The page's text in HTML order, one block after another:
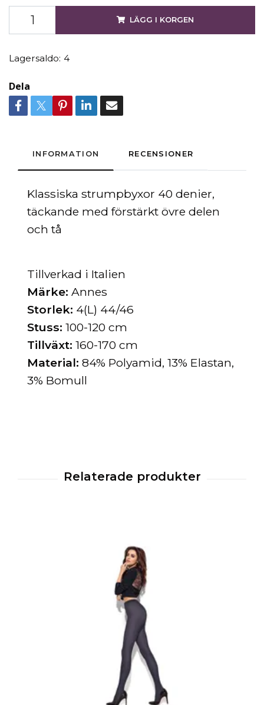
LÄGG I KORGEN
Lagersaldo: 4
Dela
INFORMATION RECENSIONER
Klassiska strumpbyxor 40 denier,
täckande med förstärkt övre delen
och tå
Tillverkad i Italien
Märke: Annes
Storlek: 4(L) 44/46
Stuss: 100-120 cm
Tillväxt: 160-170 cm
Material: 84% Polyamid, 13% Elastan,
3% Bomull